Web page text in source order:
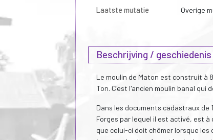
Laatste mutatie
Overige
Beschrijving / geschiedenis
Le moulin de Maton est construit à
Ton. C'est l'ancien moulin banal qui
Dans les documents cadastraux de
Forges par lequel il est activé, est
que celui-ci doit chômer lorsque